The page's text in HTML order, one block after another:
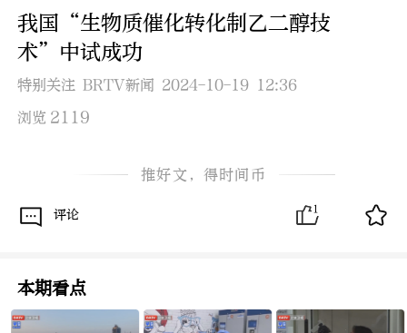
我国“生物质催化转化制乙二醇技
术”中试成功
特别关注 BRTV新闻 2024-10-19 12:36
浏览 2119
推好文，得时间币
评论 1
本期看点